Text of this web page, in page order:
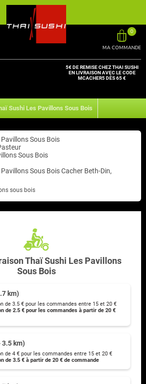
MA COMMANDE
0
5€ DE REMISE CHEZ THAI SUSHI
EN LIVRAISON AVEC LE CODE
MCACHER5 DÈS 65 €
Sushi Les Pavillons Sous Bois
Sous Bois
Sous Bois
Sous BoisCacher Beth-Din,
sous bois
Thaï Sushi Les Pavillons
Sous Bois
km)
de 3.5 € pour les commandes entre 15 et 20 €
de 2.5 € pour les commandes à partir de 20 €
3.5 km)
de 4 € pour les commandes entre 15 et 20 €
de 3.5 € à partir de 20 € de commande